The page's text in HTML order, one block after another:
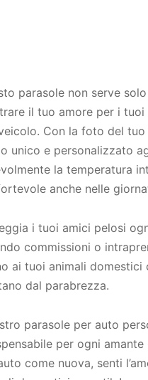
parasole non serve
il tuo amore per i
Con la foto del
unico e personalizzato
la temperatura
anche nelle
i tuoi amici pelosi
commissioni o
ai tuoi animali
dal parabrezza.
parasole per auto
per ogni
come nuova, senti